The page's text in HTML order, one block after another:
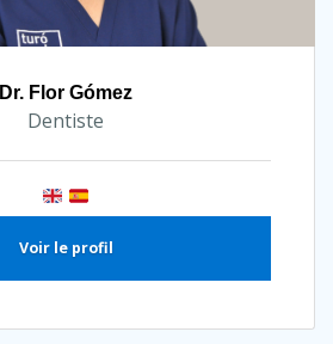
Dr. Flor Gómez
Dentiste
Voir le profil